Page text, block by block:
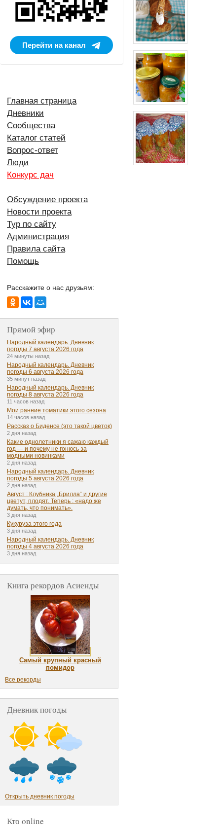
Перейти на канал
Главная страница
Дневники
Сообщества
Каталог статей
Вопрос-ответ
Люди
Конкурс дач
Обсуждение проекта
Новости проекта
Тур по сайту
Администрация
Правила сайта
Помощь
Расскажите о нас друзьям:
Прямой эфир
Народный календарь. Дневник
погоды 7 августа 2026 года
24 минуты назад
Народный календарь. Дневник
погоды 6 августа 2026 года
35 минут назад
Народный календарь. Дневник
погоды 8 августа 2026 года
11 часов назад
Мои ранние томатики этого сезона
14 часов назад
Рассказ о Биденсе (это такой цветок)
2 дня назад
Какие однолетники я сажаю каждый
год — и почему не гонюсь за
модными новинками
2 дня назад
Народный календарь. Дневник
погоды 5 августа 2026 года
2 дня назад
Август : Клубника „Брилла“ и другие
цветут, плодят. Теперь : «надо же
думать, что понимать».
3 дня назад
Кукуруза этого года
3 дня назад
Народный календарь. Дневник
погоды 4 августа 2026 года
3 дня назад
Книга рекордов Асиенды
Самый крупный красный
помидор
Все рекорды
Дневник погоды
Открыть дневник погоды
Кто online